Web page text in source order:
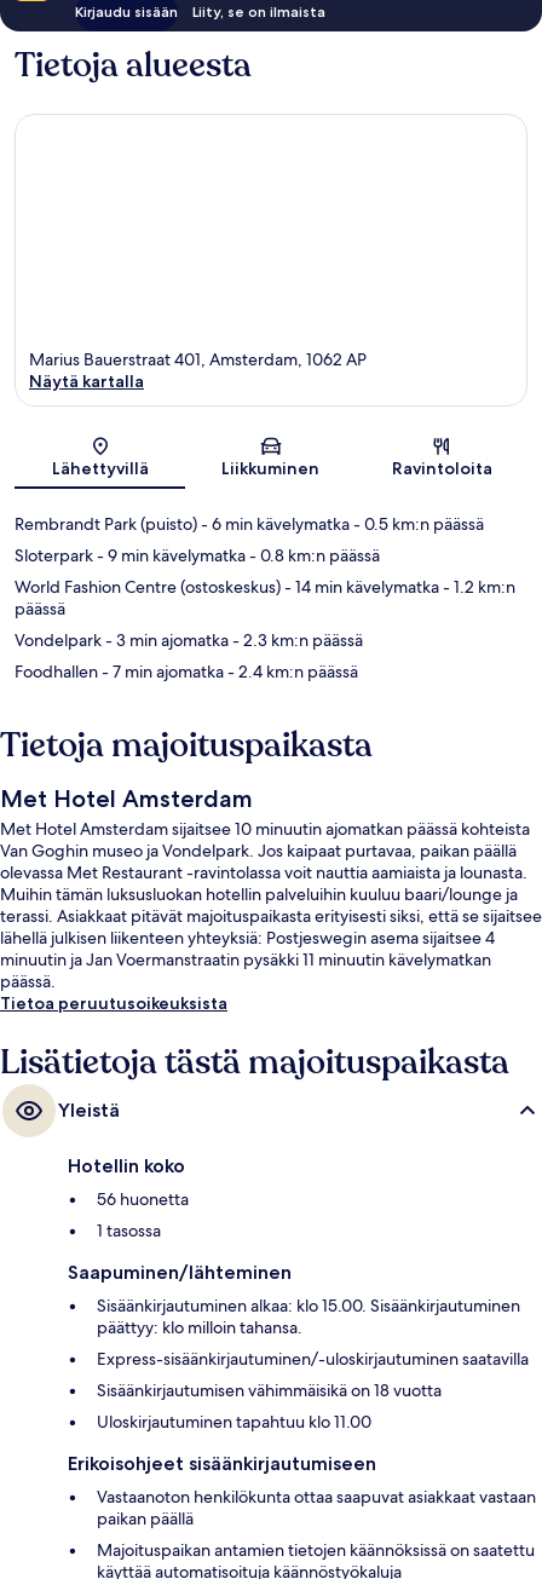
Kirjaudu sisään Liity, se on ilmaista
Tietoja alueesta
Kartta
Marius Bauerstraat 401, Amsterdam, 1062 AP
Näytä kartalla
Lähettyvillä Liikkuminen Ravintoloita
Rembrandt Park (puisto)- 6 min kävelymatka- 0.5 km:n päässä
Sloterpark- 9 min kävelymatka- 0.8 km:n päässä
World Fashion Centre (ostoskeskus)- 14 min kävelymatka- 1.2 km:n
päässä
Vondelpark- 3 min ajomatka- 2.3 km:n päässä
Foodhallen- 7 min ajomatka- 2.4 km:n päässä
Tietoja majoituspaikasta
Met Hotel Amsterdam
Met Hotel Amsterdam sijaitsee 10 minuutin ajomatkan päässä kohteista
Van Goghin museo ja Vondelpark. Jos kaipaat purtavaa, paikan päällä
olevassa Met Restaurant -ravintolassa voit nauttia aamiaista ja lounasta.
Muihin tämän luksusluokan hotellin palveluihin kuuluu baari/lounge ja
terassi. Asiakkaat pitävät majoituspaikasta erityisesti siksi, että se sijaitsee
lähellä julkisen liikenteen yhteyksiä: Postjeswegin asema sijaitsee 4
minuutin ja Jan Voermanstraatin pysäkki 11 minuutin kävelymatkan
päässä.
Tietoa peruutusoikeuksista
Lisätietoja tästä majoituspaikasta
Yleistä
Hotellin koko
56 huonetta
1 tasossa
Saapuminen/lähteminen
Sisäänkirjautuminen alkaa: klo 15.00. Sisäänkirjautuminen
päättyy: klo milloin tahansa.
Express-sisäänkirjautuminen/-uloskirjautuminen saatavilla
Sisäänkirjautumisen vähimmäisikä on 18 vuotta
Uloskirjautuminen tapahtuu klo 11.00
Erikoisohjeet sisäänkirjautumiseen
Vastaanoton henkilökunta ottaa saapuvat asiakkaat vastaan
paikan päällä
Majoituspaikan antamien tietojen käännöksissä on saatettu
käyttää automatisoituja käännöstyökaluja